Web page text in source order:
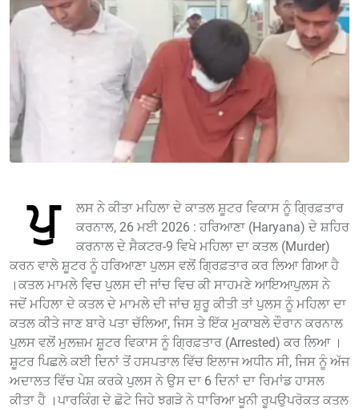
ਪੁ
ਲਸ ਨੇ ਕੀਤਾ ਮਹਿਲਾ ਦੇ ਕਾਤਲ ਸ਼ੂਟਰ ਵਿਕਾਸ ਨੂੰ ਗ੍ਰਿਫ਼ਤਾਰ
ਕਰਨਾਲ, 26 ਮਈ 2026 : ਹਰਿਆਣਾ (Haryana) ਦੇ ਸ਼ਹਿਰ
ਕਰਨਾਲ ਦੇ ਸੈਕਟਰ-9 ਵਿਖੇ ਮਹਿਲਾ ਦਾ ਕਤਲ (Murder)
ਕਰਨ ਵਾਲੇ ਸ਼ੂਟਰ ਨੂੰ ਹਰਿਆਣਾ ਪੁਲਸ ਵਲੋਂ ਗ੍ਰਿਫ਼ਤਾਰ ਕਰ ਲਿਆ ਗਿਆ ਹੈ
।ਕਤਲ ਮਾਮਲੇ ਵਿਚ ਪੁਲਸ ਦੀ ਜਾਂਚ ਵਿਚ ਕੀ ਸਾਹਮਣੇ ਆਇਆਪੁਲਸ ਨੇ
ਜਦੋਂ ਮਹਿਲਾ ਦੇ ਕਤਲ ਦੇ ਮਾਮਲੇ ਦੀ ਜਾਂਚ ਸ਼ੁਰੂ ਕੀਤੀ ਤਾਂ ਪੁਲਸ ਨੂੰ ਮਹਿਲਾ ਦਾ
ਕਤਲ ਕੀਤੇ ਜਾਣ ਬਾਰੇ ਪਤਾ ਚੱਲਿਆ, ਜਿਸ ਤੇ ਇੱਕ ਮੁਕਾਬਲੇ ਦੌਰਾਨ ਕਰਨਾਲ
ਪੁਲਸ ਵਲੋਂ ਮੁਲਜ਼ਮ ਸ਼ੂਟਰ ਵਿਕਾਸ ਨੂੰ ਗ੍ਰਿਫ਼ਤਾਰ (Arrested) ਕਰ ਲਿਆ ।
ਸ਼ੂਟਰ ਪਿਛਲੇ ਕਈ ਦਿਨਾਂ ਤੋਂ ਹਸਪਤਾਲ ਵਿੱਚ ਇਲਾਜ ਅਧੀਨ ਸੀ, ਜਿਸ ਨੂੰ ਅੱਜ
ਅਦਾਲਤ ਵਿੱਚ ਪੇਸ਼ ਕਰਕੇ ਪੁਲਸ ਨੇ ਉਸ ਦਾ 6 ਦਿਨਾਂ ਦਾ ਰਿਮਾਂਡ ਹਾਸਲ
ਕੀਤਾ ਹੈ ।ਪਾਰਕਿੰਗ ਦੇ ਛੋਟੇ ਜਿਹੇ ਝਗੜੇ ਨੇ ਧਾਰਿਆ ਖੂਨੀ ਰੂਪਉਪਰੋਕਤ ਕਤਲ